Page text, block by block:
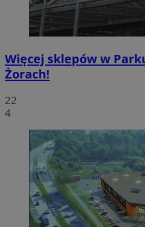
Więcej sklepów w
Żorach!
22
4